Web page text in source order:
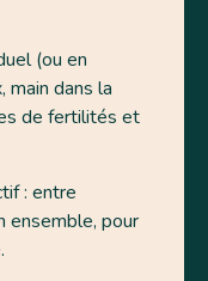
(ou en
main dans la
de fertilités et
: entre
ensemble, pour